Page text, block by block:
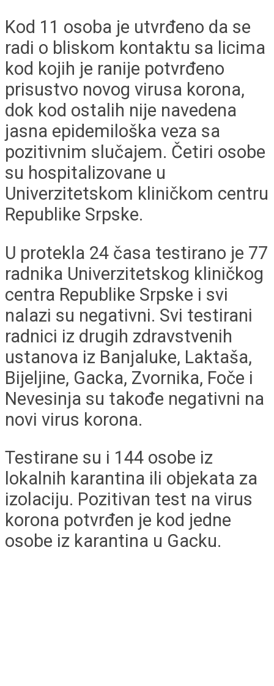
Kod 11 osoba je utvrđeno da se
radi o bliskom kontaktu sa licima
kod kojih je ranije potvrđeno
prisustvo novog virusa korona,
dok kod ostalih nije navedena
jasna epidemiloška veza sa
pozitivnim slučajem. Četiri osobe
su hospitalizovane u
Univerzitetskom kliničkom centru
Republike Srpske.
U protekla 24 časa testirano je 77
radnika Univerzitetskog kliničkog
centra Republike Srpske i svi
nalazi su negativni. Svi testirani
radnici iz drugih zdravstvenih
ustanova iz Banjaluke, Laktaša,
Bijeljine, Gacka, Zvornika, Foče i
Nevesinja su takođe negativni na
novi virus korona.
Testirane su i 144 osobe iz
lokalnih karantina ili objekata za
izolaciju. Pozitivan test na virus
korona potvrđen je kod jedne
osobe iz karantina u Gacku.